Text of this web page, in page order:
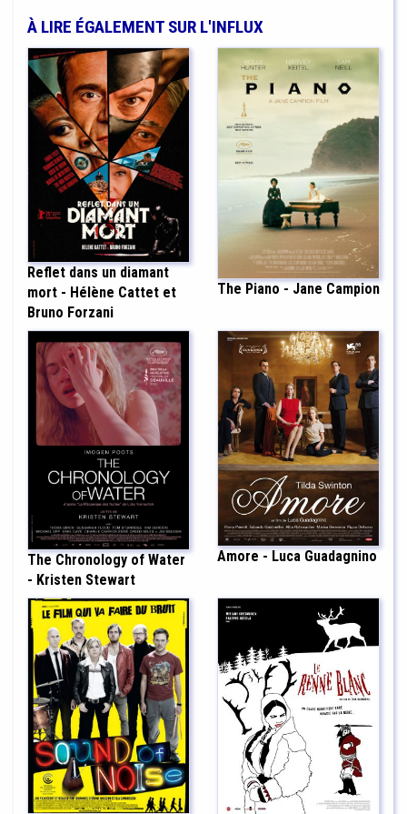
À LIRE ÉGALEMENT SUR L'INFLUX
Reflet dans un diamant
mort - Hélène Cattet et
Bruno Forzani
The Piano - Jane Campion
The Chronology of Water
- Kristen Stewart
Amore - Luca Guadagnino